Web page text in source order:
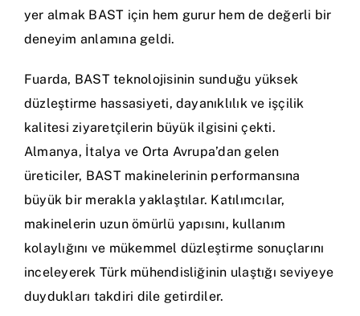
yer almak BAST için hem gurur hem de değerli bir
deneyim anlamına geldi.
Fuarda, BAST teknolojisinin sunduğu yüksek
düzleştirme hassasiyeti, dayanıklılık ve işçilik
kalitesi ziyaretçilerin büyük ilgisini çekti.
Almanya, İtalya ve Orta Avrupa’dan gelen
üreticiler, BAST makinelerinin performansına
büyük bir merakla yaklaştılar. Katılımcılar,
makinelerin uzun ömürlü yapısını, kullanım
kolaylığını ve mükemmel düzleştirme sonuçlarını
inceleyerek Türk mühendisliğinin ulaştığı seviyeye
duydukları takdiri dile getirdiler.